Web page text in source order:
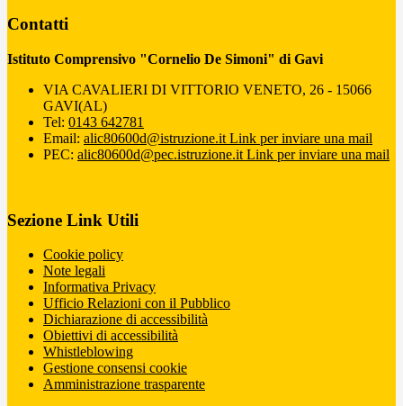
Contatti
Istituto Comprensivo "Cornelio De Simoni" di Gavi
VIA CAVALIERI DI VITTORIO VENETO, 26 - 15066
GAVI(AL)
Tel: 0143 642781
Email: alic80600d@istruzione.it Link per inviare una mail
PEC: alic80600d@pec.istruzione.it Link per inviare una mail
Sezione Link Utili
Cookie policy
Note legali
Informativa Privacy
Ufficio Relazioni con il Pubblico
Dichiarazione di accessibilità
Obiettivi di accessibilità
Whistleblowing
Gestione consensi cookie
Amministrazione trasparente